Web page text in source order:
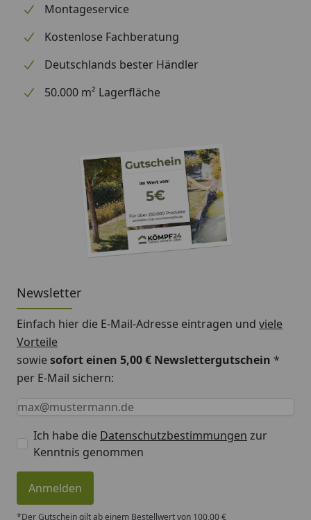
Montageservice
Kostenlose Fachberatung
Deutschlands bester Händler
50.000 m² Lagerfläche
Newsletter
Einfach hier die E-Mail-Adresse eintragen und viele
Vorteile
sowiesofort einen 5,00 € Newslettergutschein *
per E-Mail sichern:
Keine Eingabe erforderlich
Eingabe erforderlich
E-Mail *
Ich habe die Datenschutzbestimmungen zur
Kenntnis genommen
Anmelden
*Der Gutschein gilt ab einem Bestellwert von 100,00 €